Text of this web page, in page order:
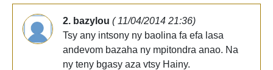
2. bazylou ( 11/04/2014 21:36)
Tsy any intsony ny baolina fa efa lasa
andevom bazaha ny mpitondra anao. Na
ny teny bgasy aza vtsy Hainy.